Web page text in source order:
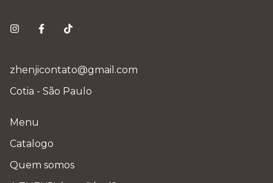
zhenjicontato@gmail.com
Cotia - São Paulo
Menu
Catalogo
Quem somos